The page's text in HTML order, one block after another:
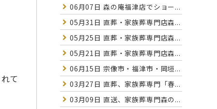
て
06月07日 森の庵福津店でショー...
05月31日 直葬・家族葬専門店森...
05月25日 直葬・家族葬専門店森...
05月21日 直葬・家族葬専門店森...
06月15日 宗像市・福津市・岡垣...
03月27日 直葬、家族葬専門「春...
03月09日 直送、家族葬専門森の...